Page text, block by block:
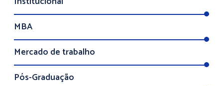
MBA
Mercado de trabalho
Pós-Graduação